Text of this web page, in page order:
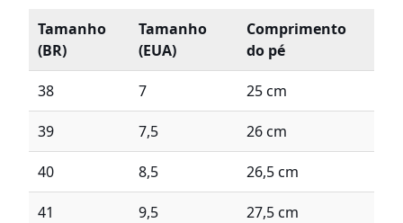
Tamanho
(BR)
Tamanho
(EUA)
Comprimento
do pé
38 7 25 cm
39 7,5 26 cm
40 8,5 26,5 cm
41 9,5 27,5 cm